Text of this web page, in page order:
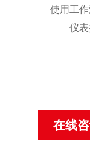
使用工
仪表执
在线